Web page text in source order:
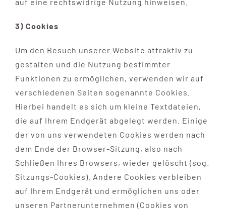
3) Cookies
Um den Besuch unserer Website attraktiv zu
gestalten und die Nutzung bestimmter
Funktionen zu ermöglichen, verwenden wir auf
verschiedenen Seiten sogenannte Cookies.
Hierbei handelt es sich um kleine Textdateien,
die auf Ihrem Endgerät abgelegt werden. Einige
der von uns verwendeten Cookies werden nach
dem Ende der Browser-Sitzung, also nach
Schließen Ihres Browsers, wieder gelöscht (sog.
Sitzungs-Cookies). Andere Cookies verbleiben
auf Ihrem Endgerät und ermöglichen uns oder
unseren Partnerunternehmen (Cookies von